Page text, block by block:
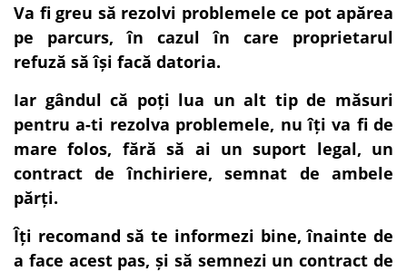
Va fi greu să rezolvi problemele ce pot apărea
pe parcurs, în cazul în care proprietarul
refuză să își facă datoria.
Iar gândul că poți lua un alt tip de măsuri
pentru a-ti rezolva problemele, nu îți va fi de
mare folos, fără să ai un suport legal, un
contract de închiriere, semnat de ambele
părți.
Îți recomand să te informezi bine, înainte de
a face acest pas, și să semnezi un contract de